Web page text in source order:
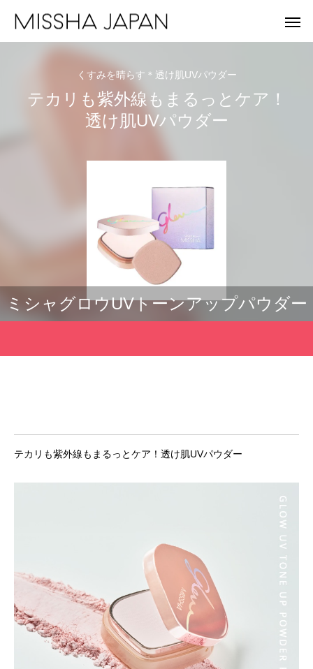
MISSHA
MISSHA商品一覧 Apieu
未来を見据え、健やかな美肌を目指す。
「PDRN*¹ NAD+*²」新シリーズ誕生。
重さゼロ。進化を
「ミシャ M プロ ブ
くすみを晴らす＊透け肌UVパウダー
テカリも紫外線もまるっとケア！
透け肌UVパウダー
ミシャグロウUVトーンアップパウダー
テカリも紫外線もまるっとケア！透け肌UVパウダー